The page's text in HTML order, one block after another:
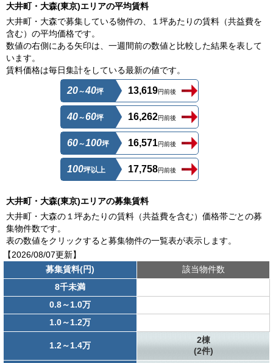
大井町・大森(東京)エリアの平均賃料
大井町・大森で募集している物件の、１坪あたりの賃料（共益費を
含む）の平均価格です。
数値の右側にある矢印は、一週間前の数値と比較した結果を表して
います。
賃料価格は毎日集計をしている最新の値です。
20～40坪 13,619円前後
40～60坪 16,262円前後
60～100坪 16,571円前後
100坪以上 17,758円前後
大井町・大森(東京)エリアの募集賃料
大井町・大森の１坪あたりの賃料（共益費を含む）価格帯ごとの募
集物件数です。
表の数値をクリックすると募集物件の一覧表が表示します。
【2026/08/07更新】
募集賃料(円)
該当物件数
8千未満
0.8～1.0万
1.0～1.2万
1.2～1.4万
2棟
(2件)